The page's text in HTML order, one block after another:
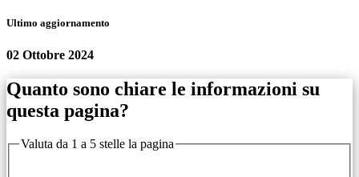
Ultimo aggiornamento
02 Ottobre 2024
Quanto sono chiare le informazioni su
questa pagina?
Valuta da 1 a 5 stelle la pagina